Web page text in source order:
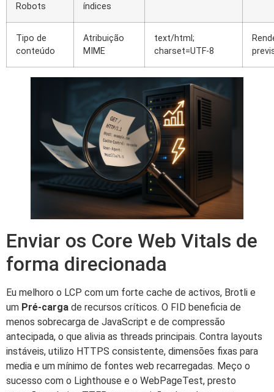
Robots
índices
Tipo de
conteúdo
Atribuição
MIME
text/html;
charset=UTF-8
Enviar os Core Web Vitals de
forma direcionada
Eu melhoro o LCP com um forte cache de activos, Brotli e
um Pré-carga de recursos críticos. O FID beneficia de
menos sobrecarga de JavaScript e de compressão
antecipada, o que alivia as threads principais. Contra layouts
instáveis, utilizo HTTPS consistente, dimensões fixas para
media e um mínimo de fontes web recarregadas. Meço o
sucesso com o Lighthouse e o WebPageTest, presto